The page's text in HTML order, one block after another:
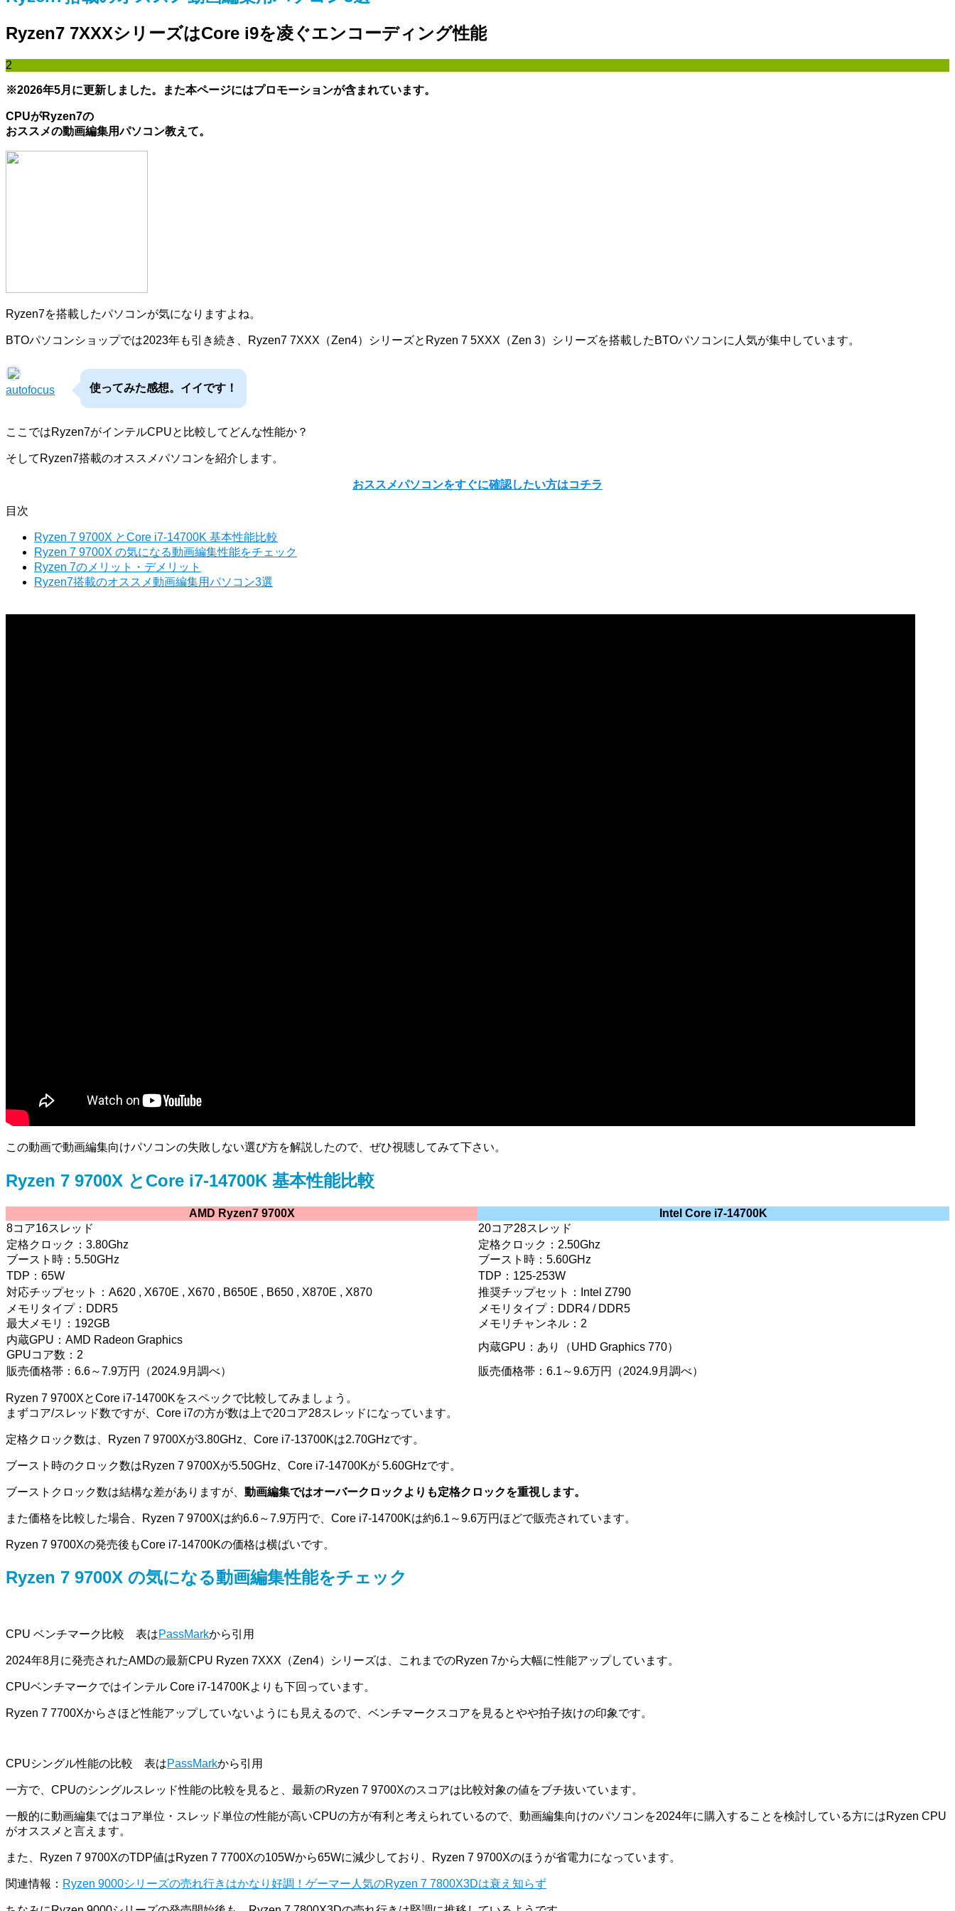
Ryzen7 7XXXシリーズはCore i9を凌ぐエンコーディング性能
2
※2026年5月に更新しました。また本ページにはプロモーションが含まれています。
CPUがRyzen7の
おススメの動画編集用パソコン教えて。
Ryzen7を搭載したパソコンが気になりますよね。
BTOパソコンショップでは2023年も引き続き、Ryzen7 7XXX（Zen4）シリーズとRyzen 7 5XXX（Zen 3）シリーズを搭載したBTOパソコンに人気が集中しています。
autofocus 使ってみた感想。イイです！
ここではRyzen7がインテルCPUと比較してどんな性能か？
そしてRyzen7搭載のオススメパソコンを紹介します。
おススメパソコンをすぐに確認したい方はコチラ
目次
Ryzen 7 9700X とCore i7-14700K 基本性能比較
Ryzen 7 9700X の気になる動画編集性能をチェック
Ryzen 7のメリット・デメリット
Ryzen7搭載のオススメ動画編集用パソコン3選
この動画で動画編集向けパソコンの失敗しない選び方を解説したので、ぜひ視聴してみて下さい。
Ryzen 7 9700X とCore i7-14700K 基本性能比較
AMD Ryzen7 9700X
Intel Core i7-14700K
8コア16スレッド
20コア28スレッド
定格クロック：3.80Ghz
ブースト時：5.50GHz
定格クロック：2.50Ghz
ブースト時：5.60GHz
TDP：65W
TDP：125-253W
対応チップセット：A620 , X670E , X670 , B650E , B650 , X870E , X870
推奨チップセット：Intel Z790
メモリタイプ：DDR5
最大メモリ：192GB
メモリタイプ：DDR4 / DDR5
メモリチャンネル：2
内蔵GPU：AMD Radeon Graphics
GPUコア数：2
内蔵GPU：あり（UHD Graphics 770）
販売価格帯：6.6～7.9万円（2024.9月調べ）
販売価格帯：6.1～9.6万円（2024.9月調べ）
Ryzen 7 9700XとCore i7-14700Kをスペックで比較してみましょう。
まずコア/スレッド数ですが、Core i7の方が数は上で20コア28スレッドになっています。
定格クロック数は、Ryzen 7 9700Xが3.80GHz、Core i7-13700Kは2.70GHzです。
ブースト時のクロック数はRyzen 7 9700Xが5.50GHz、Core i7-14700Kが 5.60GHzです。
ブーストクロック数は結構な差がありますが、 動画編集ではオーバークロックよりも定格クロックを重視します。
また価格を比較した場合、Ryzen 7 9700Xは約6.6～7.9万円で、Core i7-14700Kは約6.1～9.6万円ほどで販売されています。
Ryzen 7 9700Xの発売後もCore i7-14700Kの価格は横ばいです。
Ryzen 7 9700X の気になる動画編集性能をチェック
CPU ベンチマーク比較 表はPassMarkから引用
2024年8月に発売されたAMDの最新CPU Ryzen 7XXX（Zen4）シリーズは、これまでのRyzen 7から大幅に性能アップしています。
CPUベンチマークではインテル Core i7-14700Kよりも下回っています。
Ryzen 7 7700Xからさほど性能アップしていないようにも見えるので、ベンチマークスコアを見るとやや拍子抜けの印象です。
CPUシングル性能の比較 表はPassMarkから引用
一方で、CPUのシングルスレッド性能の比較を見ると、最新のRyzen 7 9700Xのスコアは比較対象の値をブチ抜いています。
一般的に動画編集ではコア単位・スレッド単位の性能が高いCPUの方が有利と考えられているので、動画編集向けのパソコンを2024年に購入することを検討している方にはRyzen CPU
がオススメと言えます。
また、Ryzen 7 9700XのTDP値はRyzen 7 7700Xの105Wから65Wに減少しており、Ryzen 7 9700Xのほうが省電力になっています。
関連情報： Ryzen 9000シリーズの売れ行きはかなり好調！ゲーマー人気のRyzen 7 7800X3Dは衰え知らず